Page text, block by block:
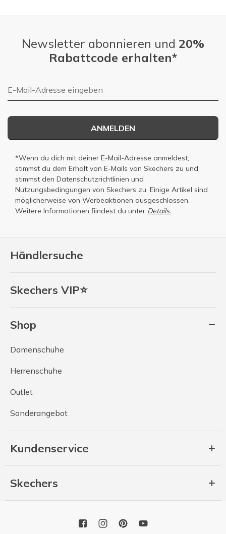
Händlersuche
Skechers VIP⭐
Shop
Damenschuhe
Herrenschuhe
Outlet
Sonderangebot
Kundenservice
Skechers
Newsletter abonnieren und 20%
Rabattcode erhalten*
E-Mail-Adresse
ANMELDEN
*Wenn du dich mit deiner E-Mail-Adresse anmeldest,
stimmst du dem Erhalt von E-Mails von Skechers zu und
stimmst den Datenschutzrichtlinien und
Nutzungsbedingungen von Skechers zu. Einige Artikel sind
möglicherweise von Werbeaktionen ausgeschlossen.
Weitere Informationen fiindest du unter Details.